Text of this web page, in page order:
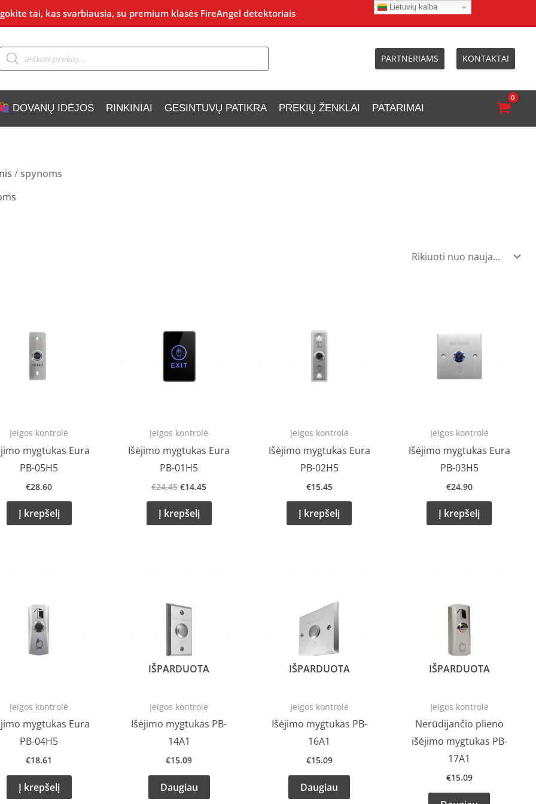
tai, kas svarbiausia, su premium klasės FireAngel detektoriais
PARTNERIAMS KONTAKTAI
DOVANŲ IDĖJOS RINKINIAI GESINTUVŲ PATIKRA PREKIŲ ŽENKLAI PATARIMAI
/spynoms
Įeigos kontrolė
mygtukas Eura
PB-05H5
€28.60
Į krepšelį
Įeigos kontrolė
Išėjimo mygtukas Eura
PB-01H5
€24.45
€24.45.
€14.45
Į krepšelį
Įeigos kontrolė
Išėjimo mygtukas Eura
PB-02H5
€15.45
Į krepšelį
Įeigos kontrolė
Išėjimo mygtukas Eura
PB-03H5
€24.90
Į krepšelį
Įeigos kontrolė
mygtukas Eura
PB-04H5
€18.61
Į krepšelį
IŠPARDUOTA
Įeigos kontrolė
Išėjimo mygtukas PB-
14A1
€15.09
Daugiau
IŠPARDUOTA
Įeigos kontrolė
Išėjimo mygtukas PB-
16A1
€15.09
Daugiau
IŠPARDUOTA
Įeigos kontrolė
Nerūdijančio plieno
išėjimo mygtukas PB-
17A1
€15.09
Lietuvių kalba